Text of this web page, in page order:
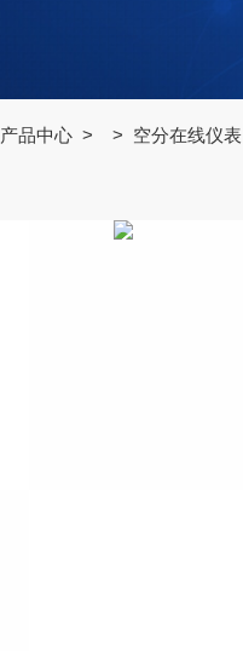
产品中心 > > 空分在线仪表